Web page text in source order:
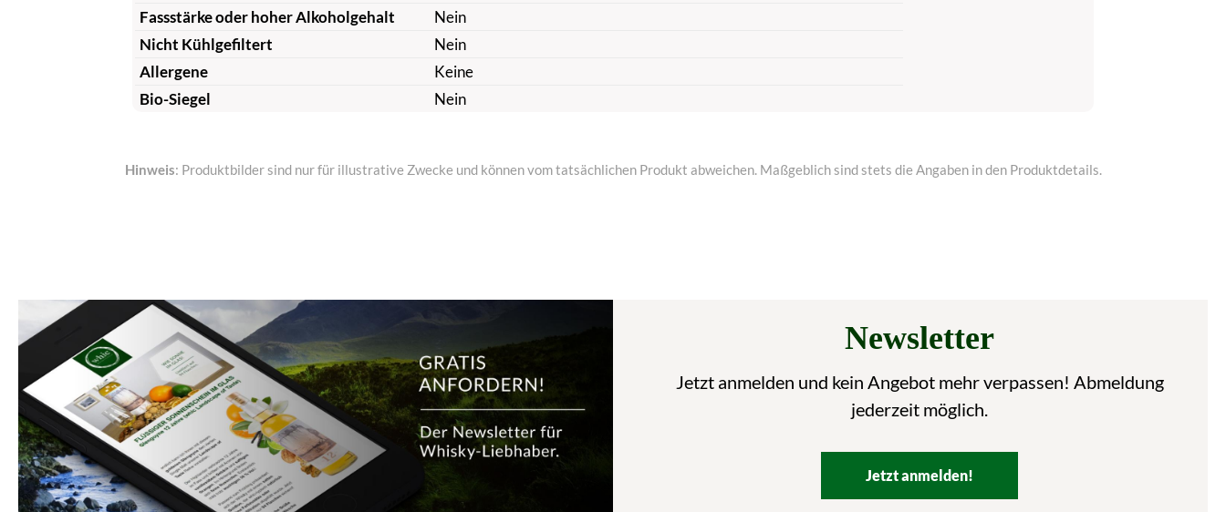
Fassstärke oder hoher Alkoholgehalt
Nein
Nicht Kühlgefiltert
Nein
Allergene
Keine
Bio-Siegel
Nein
Hinweis: Produktbilder sind nur für illustrative Zwecke und können vom tatsächlichen Produkt abweichen. Maßgeblich sind stets die Angaben in den Produktdetails.
Newsletter
Jetzt anmelden und kein Angebot mehr verpassen! Abmeldung
jederzeit möglich.
Jetzt anmelden!